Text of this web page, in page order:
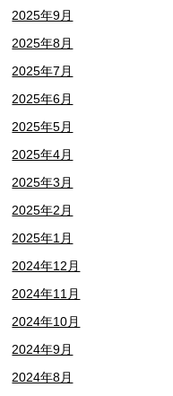
2025年9月
2025年8月
2025年7月
2025年6月
2025年5月
2025年4月
2025年3月
2025年2月
2025年1月
2024年12月
2024年11月
2024年10月
2024年9月
2024年8月